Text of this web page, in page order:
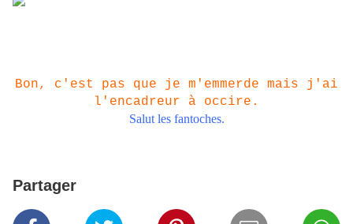
Bon, c'est pas que je m'emmerde mais j'ai
l'encadreur à occire.
Salut les fantoches.
Partager